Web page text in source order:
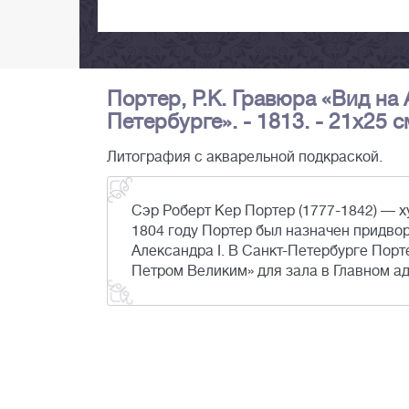
Портер, Р.К. Гравюра «Вид
Петербурге». - 1813. - 21х25
Литография с акварельной подкраской.
Сэр Роберт Кер Портер (1777-1842) —
1804 году Портер был назначен
Александра I. В Санкт-Петербурге
Петром Великим» для зала в Главном